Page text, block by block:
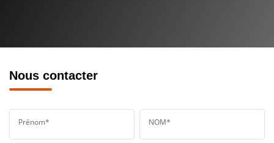
Nous contacter
Prénom* NOM*